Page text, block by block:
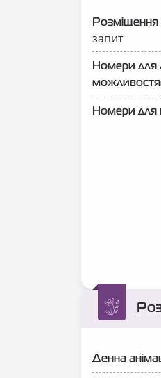
Розміщення
запит
Номери
Номери для
Денна